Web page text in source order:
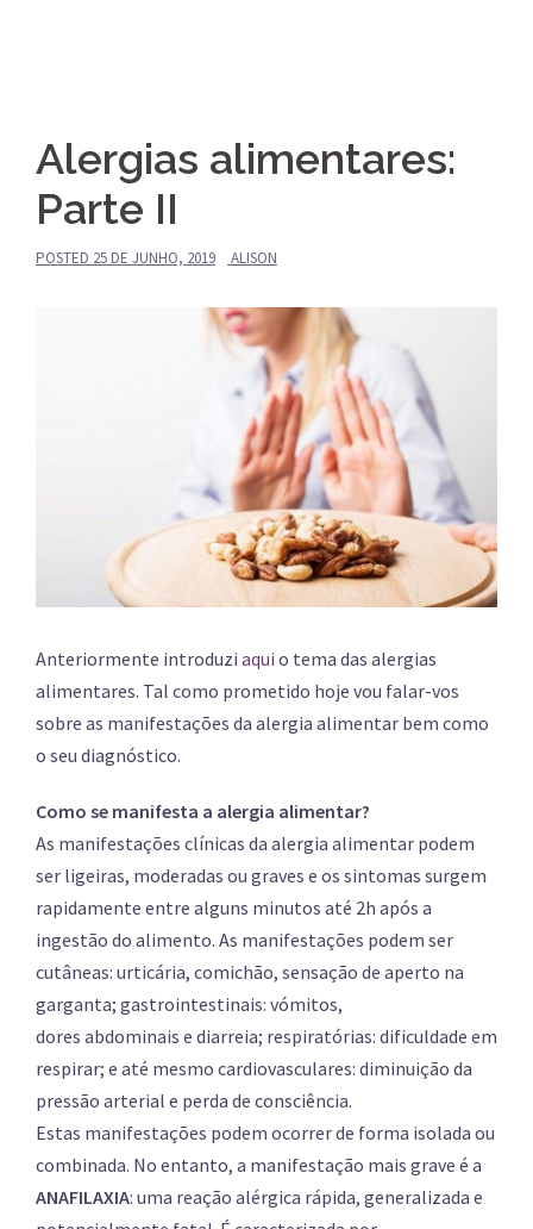
Alergias alimentares:
Parte II
POSTED 25 DE JUNHO, 2019 ALISON
Anteriormente introduzi aqui o tema das alergias
alimentares. Tal como prometido hoje vou falar-vos
sobre as manifestações da alergia alimentar bem como
o seu diagnóstico.
Como se manifesta a alergia alimentar?
As manifestações clínicas da alergia alimentar podem
ser ligeiras, moderadas ou graves e os sintomas surgem
rapidamente entre alguns minutos até 2h após a
ingestão do alimento. As manifestações podem ser
cutâneas: urticária, comichão, sensação de aperto na
garganta; gastrointestinais: vómitos,
dores abdominais e diarreia; respiratórias: dificuldade em
respirar; e até mesmo cardiovasculares: diminuição da
pressão arterial e perda de consciência.
Estas manifestações podem ocorrer de forma isolada ou
combinada. No entanto, a manifestação mais grave é a
ANAFILAXIA: uma reação alérgica rápida, generalizada e